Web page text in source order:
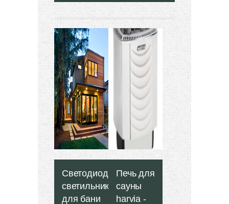
Светодиодные
светильники
для бани
Печь для
сауны
harvia -